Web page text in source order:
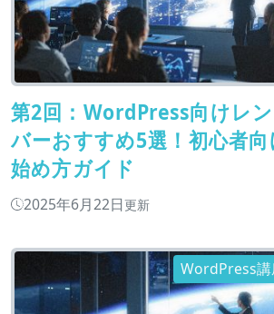
第2回：WordPress向けレ
バーおすすめ5選！初心者向
始め方ガイド
2025年6月22日更新
WordPress講